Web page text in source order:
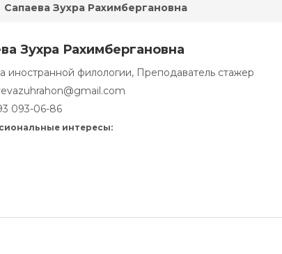
Сапаева Зухра Рахимбергановна
Зухра Рахимбергановна
иностранной филологии, Преподаватель стажер
093-06-86
интересы: